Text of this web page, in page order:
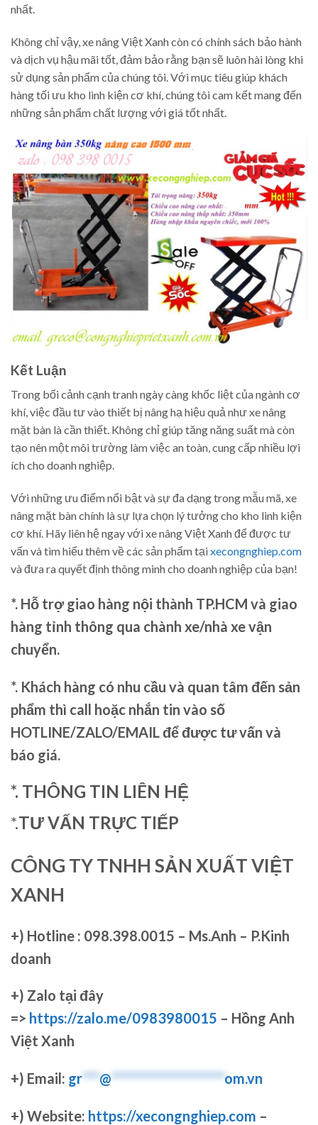
nhất.
Không chỉ vậy, xe nâng Việt Xanh còn có chính sách bảo hành
và dịch vụ hậu mãi tốt, đảm bảo rằng bạn sẽ luôn hài lòng khi
sử dụng sản phẩm của chúng tôi. Với mục tiêu giúp khách
hàng tối ưu kho linh kiện cơ khí, chúng tôi cam kết mang đến
những sản phẩm chất lượng với giá tốt nhất.
Kết Luận
Trong bối cảnh cạnh tranh ngày càng khốc liệt của ngành cơ
khí, việc đầu tư vào thiết bị nâng hạ hiệu quả như xe nâng
mặt bàn là cần thiết. Không chỉ giúp tăng năng suất mà còn
tạo nên một môi trường làm việc an toàn, cung cấp nhiều lợi
ích cho doanh nghiệp.
Với những ưu điểm nổi bật và sự đa dạng trong mẫu mã, xe
nâng mặt bàn chính là sự lựa chọn lý tưởng cho kho linh kiện
cơ khí. Hãy liên hệ ngay với xe nâng Việt Xanh để được tư
vấn và tìm hiểu thêm về các sản phẩm tạixecongnghiep.com
và đưa ra quyết định thông minh cho doanh nghiệp của bạn!
*. Hỗ trợ giao hàng nội thành TP.HCM và giao
hàng tỉnh thông qua chành xe/nhà xe vận
chuyển.
*. Khách hàng có nhu cầu và quan tâm đến sản
phẩm thì call hoặc nhắn tin vào số
HOTLINE/ZALO/EMAIL để được tư vấn và
báo giá.
*. THÔNG TIN LIÊN HỆ
*.TƯ VẤN TRỰC TIẾP
CÔNG TY TNHH SẢN XUẤT VIỆT
XANH
+) Hotline : 098.398.0015 – Ms.Anh – P.Kinh
doanh
+) Zalo tại đây
=> https://zalo.me/0983980015 – Hồng Anh
Việt Xanh
+) Email: gr***@********************om.vn
+) Website: https://xecongnghiep.com –